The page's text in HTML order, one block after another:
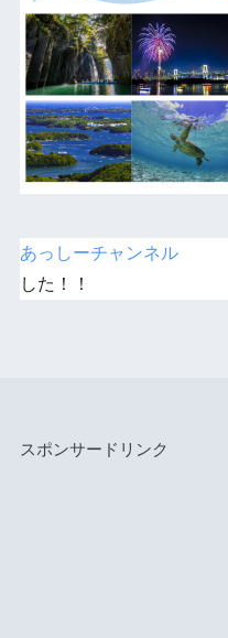
あっしーチャンネル
した！！
スポンサードリンク